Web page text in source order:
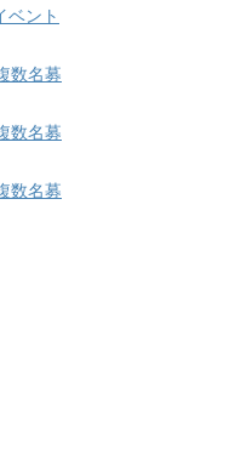
ベント
数名募
数名募
数名募